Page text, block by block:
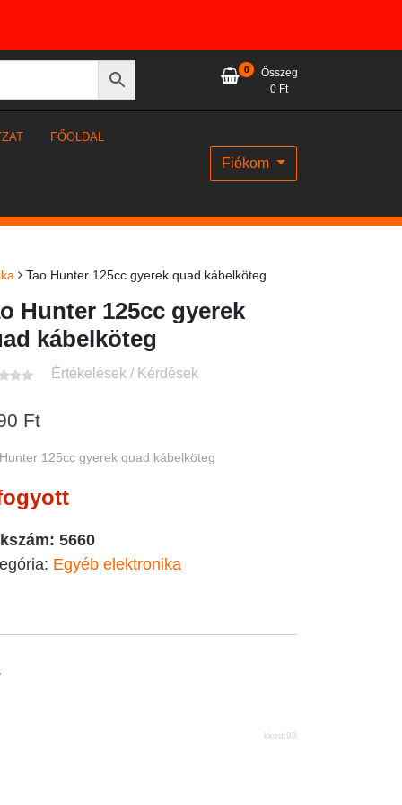
0
Összeg
0 Ft
FŐOLDAL
Fiókom
Tao Hunter 125cc gyerek quad kábelköteg
Hunter 125cc gyerek
kábelköteg
Értékelések / Kérdések
Ft
125cc gyerek quad kábelköteg
5660
Egyéb elektronika
kkod:98